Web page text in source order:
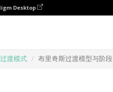
Desktop
渡模式 布里奇斯过渡模型与阶段